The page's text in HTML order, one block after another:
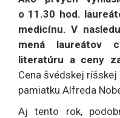
o 11.30 hod.
medicínu. V
mená laureátov
literatúru a ceny
Cena švédskej ríšskej
pamiatku Alfreda
Aj tento rok,